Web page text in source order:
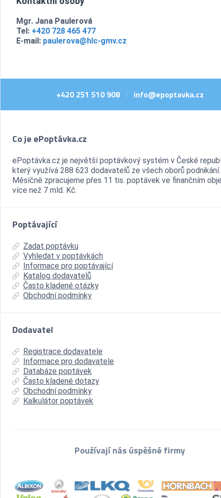
Mgr. Jana Paulerová
Tel: +420 728 465 477
E-mail: paulerova@hlc-gmv.cz
+420 251 510 908 info@epoptavka.cz
Co je ePoptávka.cz
ePoptávka.cz je největší poptávkový systém v České
který využívá 288 623 dodavatelů ze všech oborů podnikání.
Měsíčně zpracujeme přes 11 tis. poptávek ve finančním
více než 7 mld. Kč.
Poptávající
Zadat poptávku
Vyhledat v poptávkách
Informace pro poptávající
Katalog dodavatelů
Často kladené otázky
Obchodní podmínky
Dodavatel
Registrace dodavatele
Informace pro dodavatele
Databáze poptávek
Často kladené dotazy
Obchodní podmínky
Kalkulátor poptávek
Používají nás úspěšné firmy